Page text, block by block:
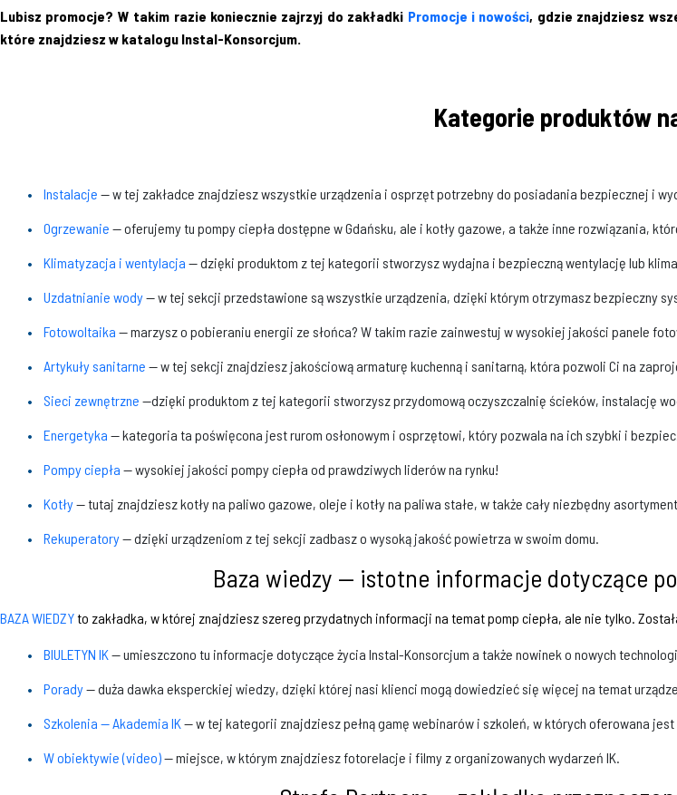
Lubisz promocje? W takim razie koniecznie zajrzyj do zakładki Promocje i nowości, gdzie znajdziesz
które znajdziesz w katalogu Instal-Konsorcjum.
Kategorie produktów
Instalacje — w tej zakładce znajdziesz wszystkie urządzenia i osprzęt potrzebny do posiadania bezpiecznej i
Ogrzewanie — oferujemy tu pompy ciepła dostępne w Gdańsku, ale i kotły gazowe, a także inne rozwiązania,
Klimatyzacja i wentylacja — dzięki produktom z tej kategorii stworzysz wydajna i bezpieczną wentylację lub
Uzdatnianie wody— w tej sekcji przedstawione są wszystkie urządzenia, dzięki którym otrzymasz bezpieczny
Fotowoltaika — marzysz o pobieraniu energii ze słońca? W takim razie zainwestuj w wysokiej jakości panele
Artykuły sanitarne — w tej sekcji znajdziesz jakościową armaturę kuchenną i sanitarną, która pozwoli Ci na
Sieci zewnętrzne —dzięki produktom z tej kategorii stworzysz przydomową oczyszczalnię ścieków, instalację
Energetyka — kategoria ta poświęcona jest rurom osłonowym i osprzętowi, który pozwala na ich szybki i
Pompy ciepła — wysokiej jakości pompy ciepła od prawdziwych liderów na rynku!
Kotły— tutaj znajdziesz kotły na paliwo gazowe, oleje i kotły na paliwa stałe, w także cały niezbędny
Rekuperatory— dzięki urządzeniom z tej sekcji zadbasz o wysoką jakość powietrza w swoim domu.
Baza wiedzy — istotne informacje dotyczące
BAZA WIEDZYto zakładka, w której znajdziesz szereg przydatnych informacji na temat pomp ciepła, ale nie tylko.
BIULETYN IK— umieszczono tu informacje dotyczące życia Instal-Konsorcjum a także nowinek o nowych
Porady— duża dawka eksperckiej wiedzy, dzięki której nasi klienci mogą dowiedzieć się więcej na temat
Szkolenia — Akademia IK— w tej kategorii znajdziesz pełną gamę webinarów i szkoleń, w których oferowana
W obiektywie (video)— miejsce, w którym znajdziesz fotorelacje i filmy z organizowanych wydarzeń IK.